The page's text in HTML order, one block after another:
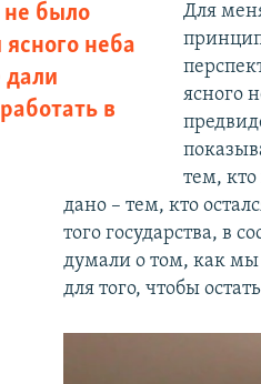
было
неба
дали
в
Для
ясного
тем,
дано – тем, кто
того государства, в
думали о том, как
для того, чтобы